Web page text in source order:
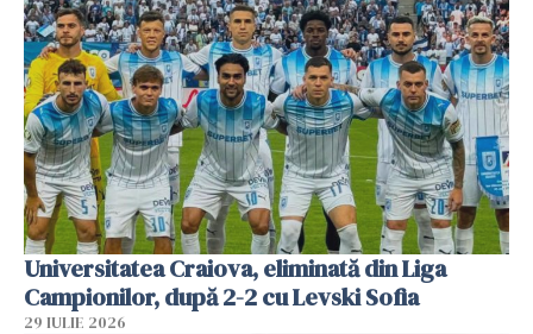
Universitatea Craiova, eliminată din Liga
Campionilor, după 2-2 cu Levski Sofia
29 IULIE 2026